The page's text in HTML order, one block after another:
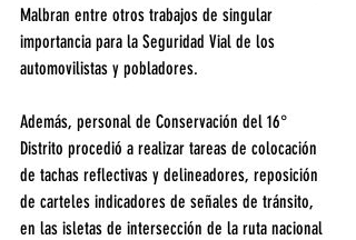
Malbran entre otros trabajos de singular
importancia para la Seguridad Vial de los
automovilistas y pobladores.
Además, personal de Conservación del 16°
Distrito procedió a realizar tareas de colocación
de tachas reflectivas y delineadores, reposición
de carteles indicadores de señales de tránsito,
en las isletas de intersección de la ruta nacional